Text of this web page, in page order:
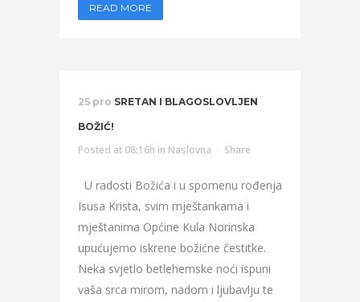
READ MORE
25 pro SRETAN I BLAGOSLOVLJEN
BOŽIĆ!
Posted at 08:16h in Naslovna Share
U radosti Božića i u spomenu rođenja
Isusa Krista, svim mještankama i
mještanima Općine Kula Norinska
upućujemo iskrene božićne čestitke.
Neka svjetlo betlehemske noći ispuni
vaša srca mirom, nadom i ljubavlju te